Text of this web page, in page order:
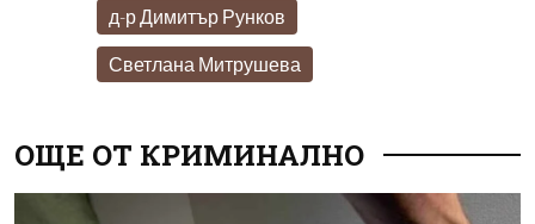
д-р Димитър Рунков
Светлана Митрушева
ОЩЕ ОТ КРИМИНАЛНО